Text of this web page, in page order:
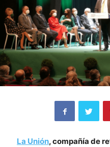
La Unión, compañía de